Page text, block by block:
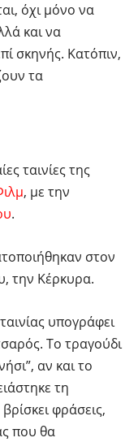
όχι μόνο να
και να
σκηνής. Κατόπιν,
τα
ταινίες της
, με την
.
στον
την Κέρκυρα.
υπογράφει
Το τραγούδι
αν και το
τη
φράσεις,
που θα